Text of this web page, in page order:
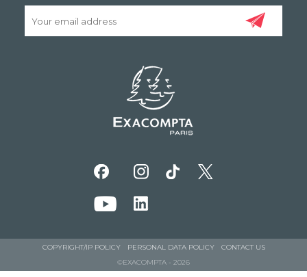
©EXACOMPTA - 2026
COPYRIGHT/IP POLICY PERSONAL DATA POLICY CONTACT US